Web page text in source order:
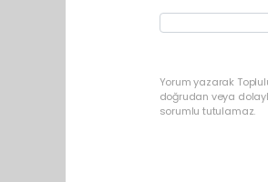
Yorum yazarak
doğrudan veya
sorumlu tutulamaz.